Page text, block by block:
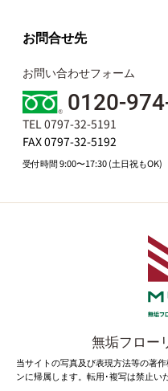
お問合せ先
お問い合わせフォーム
0120-
TEL 0797-32-5191
FAX 0797-32-5192
受付時間 9:00〜17:30 (土日祝もOK)
無垢フロー
当サイトの写真及び表現方法等の著
ンに帰属します。転用･複写は禁止い